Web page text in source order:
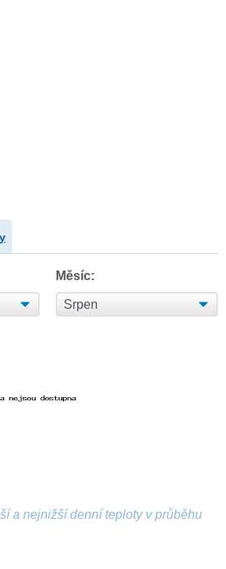
Měsíc:
a nejnižší denní teploty v průběhu